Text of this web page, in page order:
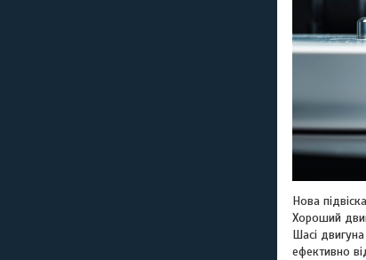
Нова
Хороший
Шасі
ефективно